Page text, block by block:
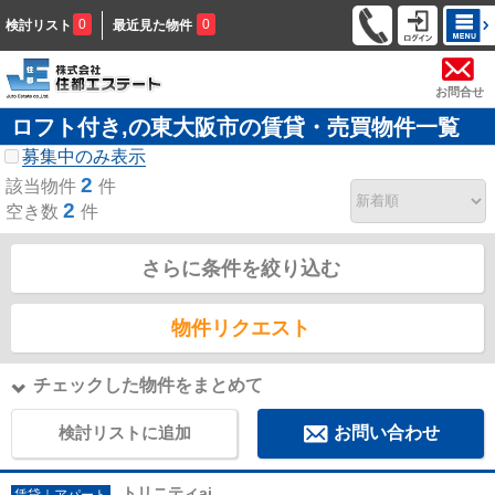
検討リスト 0 最近見た物件 0
お問合せ
ロフト付き,の東大阪市の賃貸・売買物件一覧
募集中のみ表示
該当物件 2 件
空き数 2 件
さらに条件を絞り込む
物件リクエスト
チェックした物件をまとめて
検討リストに追加 お問い合わせ